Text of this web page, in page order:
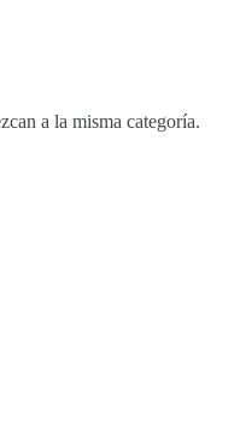
a la misma categoría.